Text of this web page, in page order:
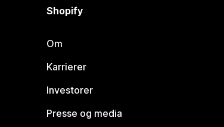
Shopify
Om
Karrierer
Investorer
Presse og media